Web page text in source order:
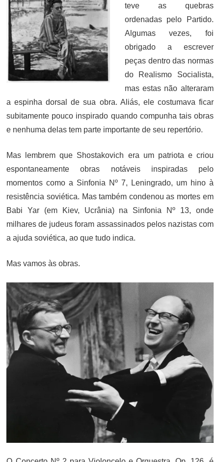
teve as quebras
ordenadas pelo Partido.
Algumas vezes, foi
obrigado a escrever
peças dentro das normas
do Realismo Socialista,
mas estas não alteraram
a espinha dorsal de sua obra. Aliás, ele costumava ficar
subitamente pouco inspirado quando compunha tais obras
e nenhuma delas tem parte importante de seu repertório.
Mas lembrem que Shostakovich era um patriota e criou
espontaneamente obras notáveis inspiradas pelo
momentos como a Sinfonia Nº 7, Leningrado, um hino à
resistência soviética. Mas também condenou as mortes em
Babi Yar (em Kiev, Ucrânia) na Sinfonia Nº 13, onde
milhares de judeus foram assassinados pelos nazistas com
a ajuda soviética, ao que tudo indica.
Mas vamos às obras.